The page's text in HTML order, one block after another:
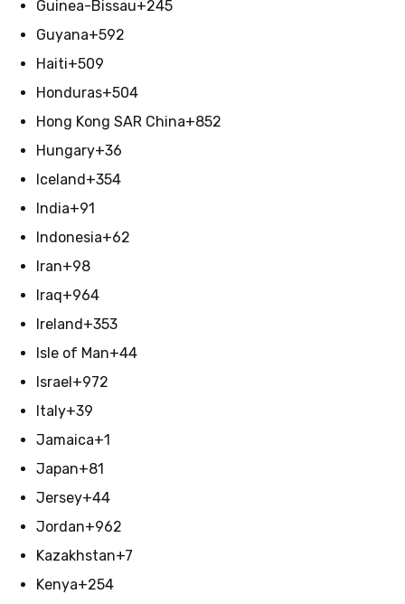
Guinea-Bissau+245
Guyana+592
Haiti+509
Honduras+504
Hong Kong SAR China+852
Hungary+36
Iceland+354
India+91
Indonesia+62
Iran+98
Iraq+964
Ireland+353
Isle of Man+44
Israel+972
Italy+39
Jamaica+1
Japan+81
Jersey+44
Jordan+962
Kazakhstan+7
Kenya+254